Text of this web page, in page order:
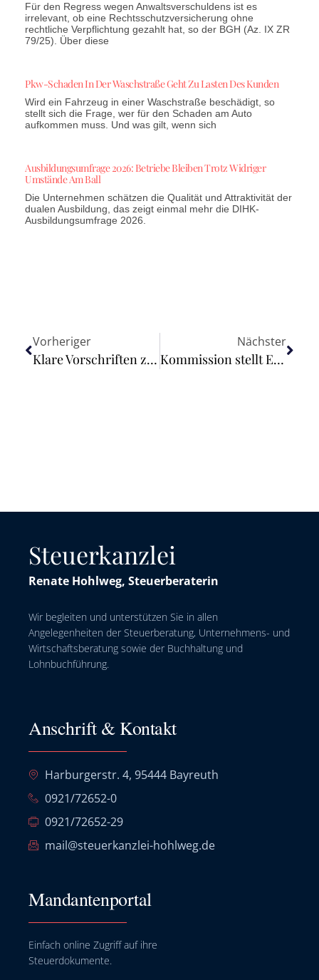
Für den Regress wegen Anwaltsverschuldens ist es
irrelevant, ob eine Rechtsschutzversicherung ohne
rechtliche Verpflichtung gezahlt hat, so der BGH (Az. IX ZR
79/25). Über diese
Pkw-Schaden In Der Waschstraße Geht Zu Lasten Des Kunden
Wird ein Fahrzeug in einer Waschstraße beschädigt, so
stellt sich die Frage, wer für den Schaden am Auto
aufkommen muss. Und was gilt, wenn sich
Ausbildungsumfrage 2026: Betriebe Bleiben Trotz Widriger
Umstände Am Ball
Die Unternehmen schätzen die Qualität und Attraktivität der
dualen Ausbildung, das zeigt einmal mehr die DIHK-
Ausbildungsumfrage 2026.
Vorheriger
Klare Vorschriften zu Sozialleistungen für mobile Arbeitnehmer in der EU
Nächster
Kommission stellt EU-Aktionsplan zu Cybersicherheit und künstlicher Intelligenz vor
Steuerkanzlei
Renate Hohlweg, Steuerberaterin
Wir begleiten und unterstützen Sie in allen
Angelegenheiten der Steuerberatung, Unternehmens- und
Wirtschaftsberatung sowie der Buchhaltung und
Lohnbuchführung.
Anschrift & Kontakt
Harburgerstr. 4, 95444 Bayreuth
0921/72652-0
0921/72652-29
mail@steuerkanzlei-hohlweg.de
Mandantenportal
Einfach online Zugriff auf ihre
Steuerdokumente.